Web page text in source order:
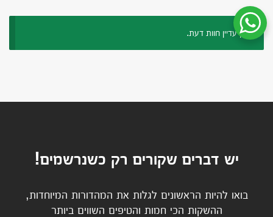
אין עדיין חוות דעת.
יש דברים שקורים רק כשנרשמים!
בואו להיות הראשונים לגלות את המהדורות המיוחדות,
ההשקות הכי חמות והטיפים השווים ביותר
שיחת ווטסאפ עם שירות הלקוחות